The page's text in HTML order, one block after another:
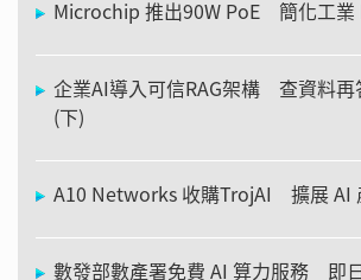
Microchip 推出90W PoE 簡化工業
企業AI導入可信RAG架構 查資料再
(下)
A10 Networks 收購TrojAI 擴展 AI
數發部數產署免費 AI 算力服務 即